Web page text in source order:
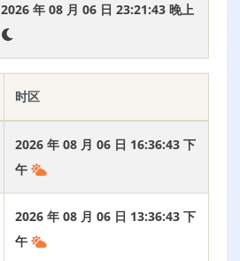
2026 年 08 月 06 日 23:21:44 晚上
时区
2026 年 08 月 06 日 16:36:44 下
午
2026 年 08 月 06 日 13:36:44 下
午